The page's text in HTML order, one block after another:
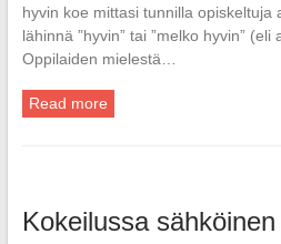
hyvin koe mittasi tunnilla opiskeltuja
lähinnä ”hyvin” tai ”melko hyvin”
Oppilaiden mielestä…
Read more
Kokeilussa